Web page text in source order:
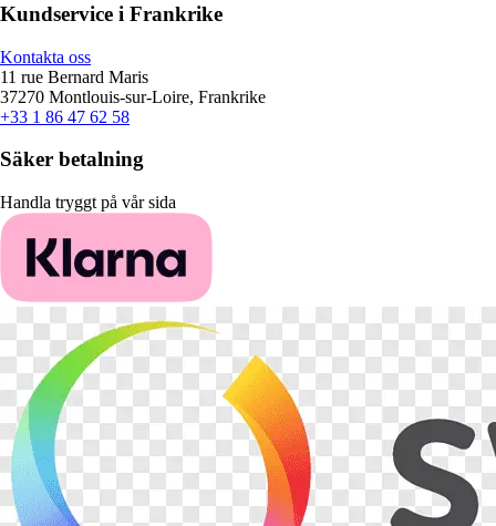
Kundservice i Frankrike
Kontakta oss
11 rue Bernard Maris
37270 Montlouis-sur-Loire, Frankrike
+33 1 86 47 62 58
Säker betalning
Handla tryggt på vår sida